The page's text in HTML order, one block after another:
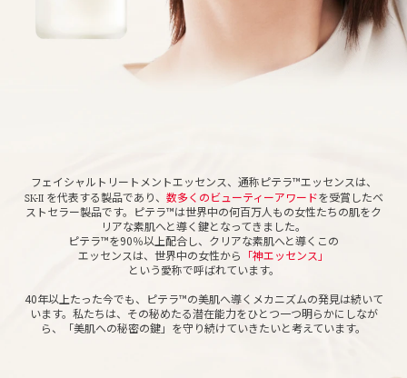
フェイシャルトリートメントエッセンス、通称ピテラ™エッセンスは、
SK-IIを代表する製品であり、 数多くのビューティーアワードを受賞したベ
ストセラー製品です。 ピテラ™は世界中の何百万人もの女性たちの肌をク
リアな素肌へと導く鍵となってきました。
ピテラ™を90％以上配合し、クリアな素肌へと導くこの
エッセンスは、世界中の女性から 「神エッセンス」
という愛称で呼ばれています。
40年以上たった今でも、ピテラ™の美肌へ導くメカニズムの発見は続いて
います。私たちは、その秘めたる潜在能力をひとつ一つ明らかにしなが
ら、「美肌への秘密の鍵」を守り続けていきたいと考えています。